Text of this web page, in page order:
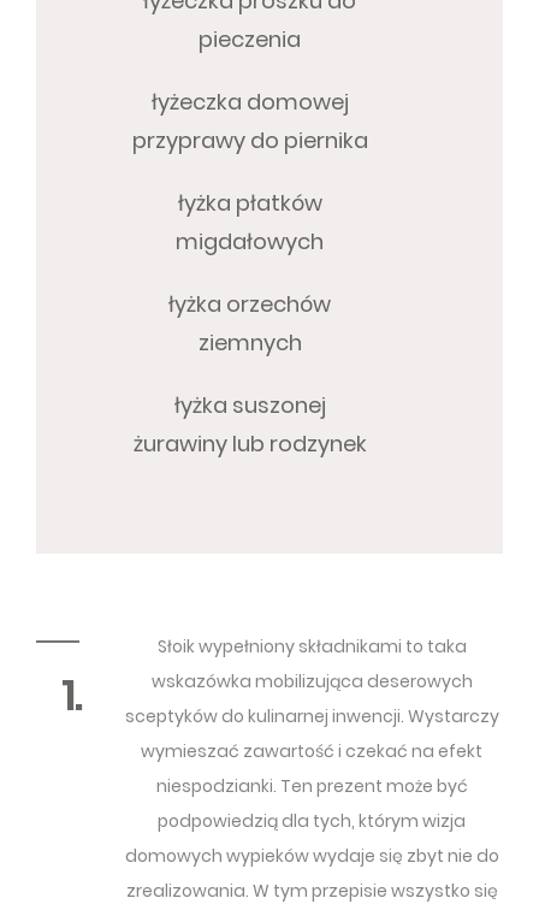
pieczenia
łyżeczka domowej
przyprawy do piernika
łyżka płatków
migdałowych
łyżka orzechów
ziemnych
łyżka suszonej
żurawiny lub rodzynek
1.
Słoik wypełniony składnikami to taka
wskazówka mobilizująca deserowych
sceptyków do kulinarnej inwencji. Wystarczy
wymieszać zawartość i czekać na efekt
niespodzianki. Ten prezent może być
podpowiedzią dla tych, którym wizja
domowych wypieków wydaje się zbyt nie do
zrealizowania. W tym przepisie wszystko się